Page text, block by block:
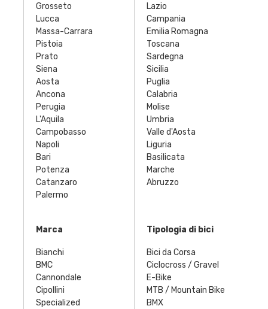
Grosseto
Lucca
Massa-Carrara
Pistoia
Prato
Siena
Aosta
Ancona
Perugia
L'Aquila
Campobasso
Napoli
Bari
Potenza
Catanzaro
Palermo
Lazio
Campania
Emilia Romagna
Toscana
Sardegna
Sicilia
Puglia
Calabria
Molise
Umbria
Valle d'Aosta
Liguria
Basilicata
Marche
Abruzzo
Marca
Bianchi
BMC
Cannondale
Cipollini
Specialized
Tipologia di bici
Bici da Corsa
Ciclocross / Gravel
E-Bike
MTB / Mountain Bike
BMX